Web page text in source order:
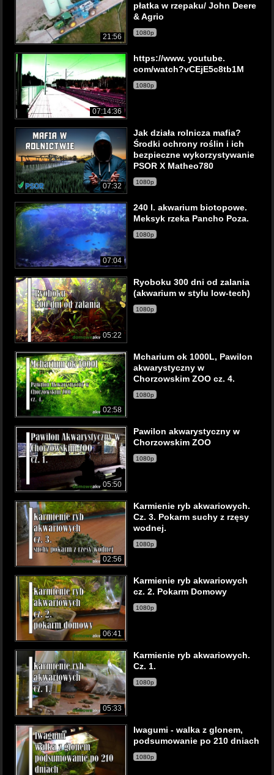
21:56
płatka w rzepaku/ John Deere
& Agrio
1080p
07:14:36
https://www. youtube.
com/watch?vCEjE5c8tb1M
1080p
07:32
Jak działa rolnicza mafia?
Środki ochrony roślin i ich
bezpieczne wykorzystywanie
PSOR X Matheo780
1080p
07:04
240 l. akwarium biotopowe.
Meksyk rzeka Pancho Poza.
1080p
05:22
Ryoboku 300 dni od zalania
(akwarium w stylu low-tech)
1080p
02:58
Mcharium ok 1000L, Pawilon
akwarystyczny w
Chorzowskim ZOO cz. 4.
1080p
05:50
Pawilon akwarystyczny w
Chorzowskim ZOO
1080p
02:56
Karmienie ryb akwariowych.
Cz. 3. Pokarm suchy z rzęsy
wodnej.
1080p
06:41
Karmienie ryb akwariowych
cz. 2. Pokarm Domowy
1080p
05:33
Karmienie ryb akwariowych.
Cz. 1.
1080p
Iwagumi - walka z glonem,
podsumowanie po 210 dniach
1080p